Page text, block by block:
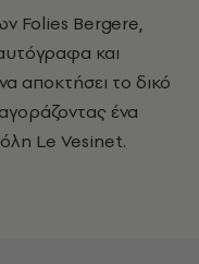
Folies Bergere,
και
αποκτήσει το δικό
ένα
Le Vesinet.